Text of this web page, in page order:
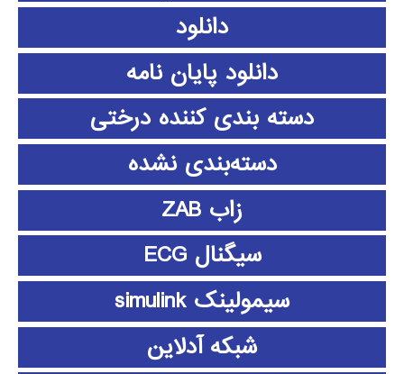
دانلود
دانلود پايان نامه
دسته بندی کننده درختی
دسته‌بندی نشده
زاب ZAB
سیگنال ECG
سیمولینک simulink
شبکه آدلاین